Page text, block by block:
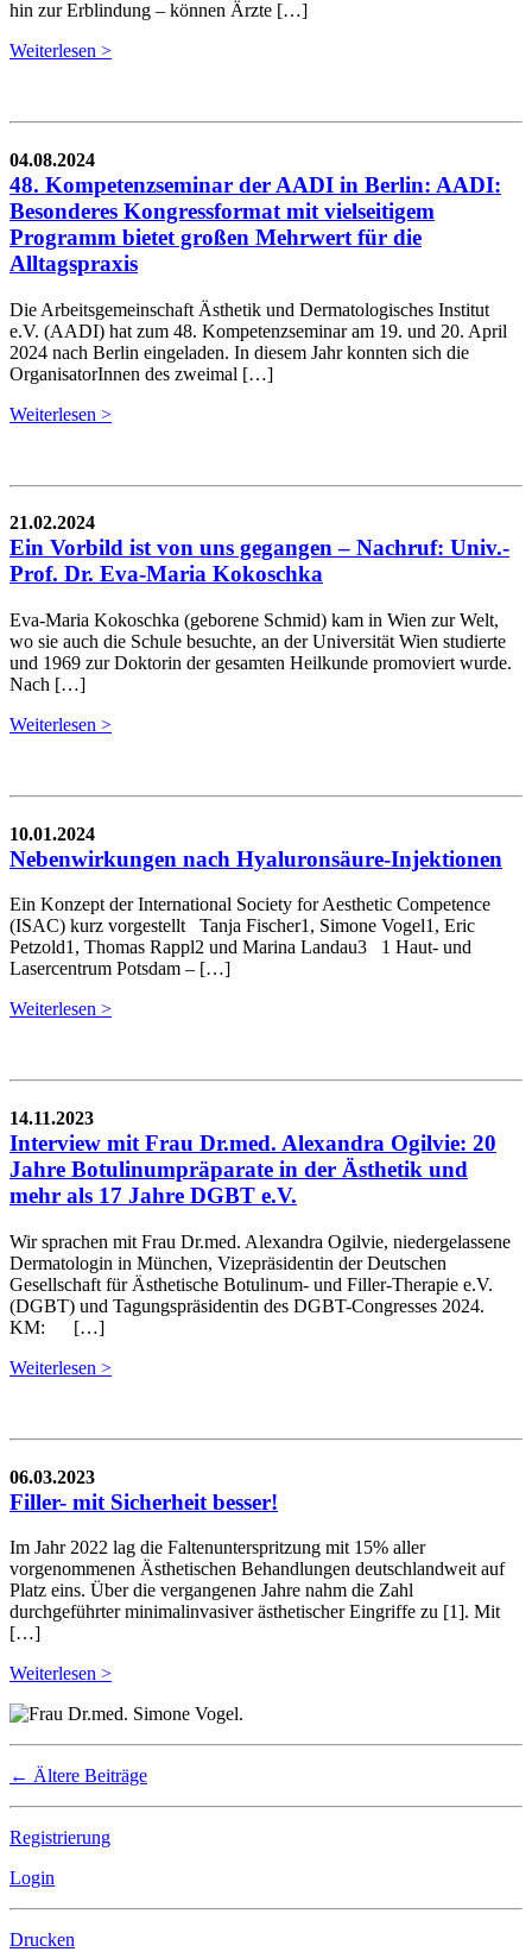
hin zur Erblindung – können Ärzte […]
Weiterlesen >
04.08.2024
48. Kompetenzseminar der AADI in Berlin: AADI:
Besonderes Kongressformat mit vielseitigem
Programm bietet großen Mehrwert für die
Alltagspraxis
Die Arbeitsgemeinschaft Ästhetik und Dermatologisches Institut
e.V. (AADI) hat zum 48. Kompetenzseminar am 19. und 20. April
2024 nach Berlin eingeladen. In diesem Jahr konnten sich die
OrganisatorInnen des zweimal […]
Weiterlesen >
21.02.2024
Ein Vorbild ist von uns gegangen – Nachruf: Univ.-
Prof. Dr. Eva-Maria Kokoschka
Eva-Maria Kokoschka (geborene Schmid) kam in Wien zur Welt,
wo sie auch die Schule besuchte, an der Universität Wien studierte
und 1969 zur Doktorin der gesamten Heilkunde promoviert wurde.
Nach […]
Weiterlesen >
10.01.2024
Nebenwirkungen nach Hyaluronsäure-Injektionen
Ein Konzept der International Society for Aesthetic Competence
(ISAC) kurz vorgestellt Tanja Fischer1, Simone Vogel1, Eric
Petzold1, Thomas Rappl2 und Marina Landau3 1 Haut- und
Lasercentrum Potsdam – […]
Weiterlesen >
14.11.2023
Interview mit Frau Dr.med. Alexandra Ogilvie: 20
Jahre Botulinumpräparate in der Ästhetik und
mehr als 17 Jahre DGBT e.V.
Wir sprachen mit Frau Dr.med. Alexandra Ogilvie, niedergelassene
Dermatologin in München, Vizepräsidentin der Deutschen
Gesellschaft für Ästhetische Botulinum- und Filler-Therapie e.V.
(DGBT) und Tagungspräsidentin des DGBT-Congresses 2024.
KM: […]
Weiterlesen >
06.03.2023
Filler- mit Sicherheit besser!
Im Jahr 2022 lag die Faltenunterspritzung mit 15% aller
vorgenommenen Ästhetischen Behandlungen deutschlandweit auf
Platz eins. Über die vergangenen Jahre nahm die Zahl
durchgeführter minimalinvasiver ästhetischer Eingriffe zu [1]. Mit
[…]
Weiterlesen >
← Ältere Beiträge
Registrierung
Login
Drucken